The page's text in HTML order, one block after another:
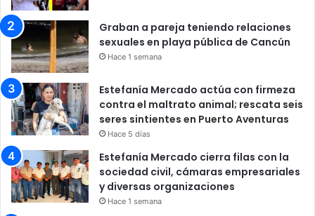
Graban a pareja teniendo relaciones
sexuales en playa pública de Cancún
Hace 1 semana
Estefanía Mercado actúa con firmeza
contra el maltrato animal; rescata seis
seres sintientes en Puerto Aventuras
Hace 5 días
Estefanía Mercado cierra filas con la
sociedad civil, cámaras empresariales
y diversas organizaciones
Hace 1 semana